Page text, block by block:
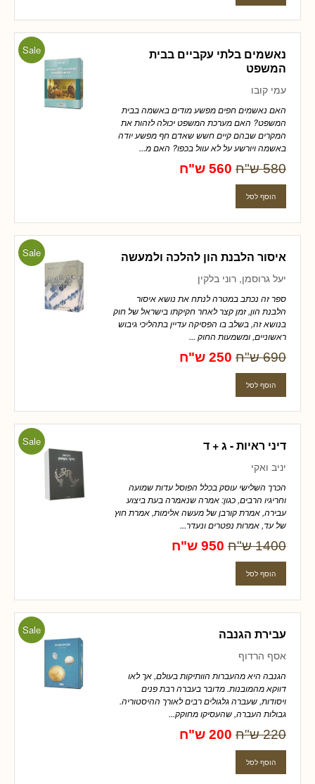
Sale
נאשמים בלתי עקביים בבית
המשפט
עמי קובו
האם נאשמים חפים מפשע מודים באשמה בבית
המשפט? האם מערכת המשפט יכולה לזהות את
המקרים שבהם קיים חשש שאדם חף מפשע יודה
באשמה ויורשע על לא עוול בכפו? האם מ...
580 ש"ח 560 ש"ח
Sale איסור הלבנת הון להלכה ולמעשה
יעל גרוסמן, רוני בלקין
ספר זה נכתב במטרה לנתח את נושא איסור
הלבנת הון, זמן קצר לאחר חקיקתו בישראל של חוק
בנושא זה, בשלב בו הפסיקה עדיין בתהליכי גיבוש
ראשוניים, ומשמעות החוק ...
690 ש"ח 250 ש"ח
Sale דיני ראיות - ג + ד
יניב ואקי
הכרך השלישי עוסק בכלל הפוסל עדות שמועה
וחריגיו הרבים, כגון: אמרה שנאמרה בעת ביצוע
עבירה, אמרת קורבן של מעשה אלימות, אמרת חוץ
של עד, אמרות נפטרים ונעדר...
1400 ש"ח 950 ש"ח
Sale עבירת הגנבה
אסף הרדוף
הגנבה היא מהעברות הוותיקות בעולם, אך לאו
דווקא מהמובנות. מדובר בעברה רבת פנים
ויסודות, שעברה גלגולים רבים לאורך ההיסטוריה.
גבולות העברה, שהעסיקו מחוקק...
220 ש"ח 200 ש"ח